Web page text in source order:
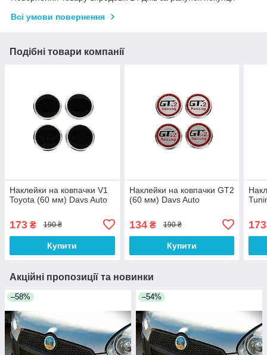
Всі умови повернення
Подібні товари компанії
Наклейки на ковпачки V1
Toyota (60 мм) Davs Auto
173 ₴ 190 ₴
Купити
Наклейки на ковпачки GT2
(60 мм) Davs Auto
134₴ 190 ₴
Купити
173
Акційні пропозиції та новинки
–58% –54%